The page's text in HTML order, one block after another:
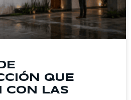
QUE
CON LAS